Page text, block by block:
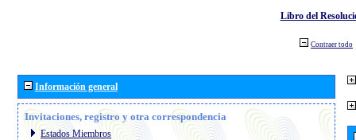
Libro del
Contraer todo
Información general
Invitaciones, registro y otra correspondencia
Estados Miembros